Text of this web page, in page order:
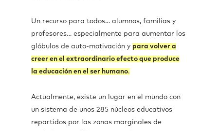
Un recurso para todos… alumnos, familias y
profesores… especialmente para aumentar los
glóbulos de auto-motivación y para volver a
creer en el extraordinario efecto que produce
la educación en el ser humano.
Actualmente, existe un lugar en el mundo con
un sistema de unos 285 núcleos educativos
repartidos por las zonas marginales de